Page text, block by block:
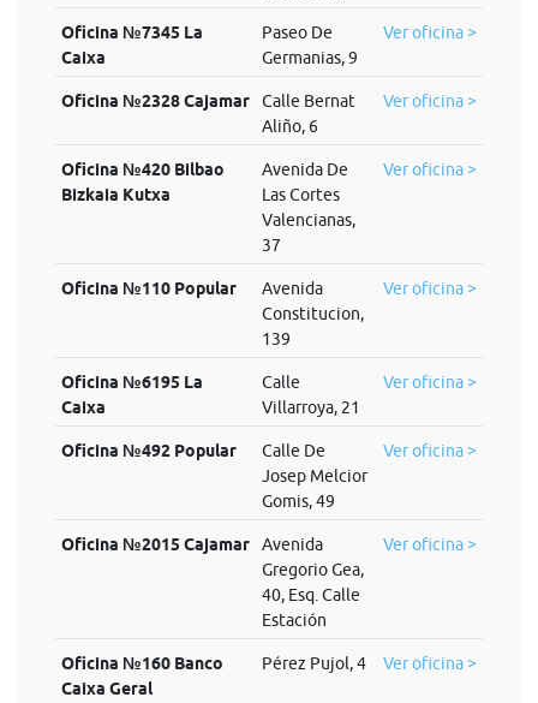
Oficina №7345 La
Caixa
Paseo De
Germanias, 9
Ver oficina >
Oficina №2328 Cajamar
Calle Bernat
Aliño, 6
Ver oficina >
Oficina №420 Bilbao
Bizkaia Kutxa
Avenida De
Las Cortes
Valencianas,
37
Ver oficina >
Oficina №110 Popular
Avenida
Constitucion,
139
Ver oficina >
Oficina №6195 La
Caixa
Calle
Villarroya, 21
Ver oficina >
Oficina №492 Popular
Calle De
Josep Melcior
Gomis, 49
Ver oficina >
Oficina №2015 Cajamar
Avenida
Gregorio Gea,
40, Esq. Calle
Estación
Ver oficina >
Oficina №160 Banco
Caixa Geral
Pérez Pujol, 4 Ver oficina >